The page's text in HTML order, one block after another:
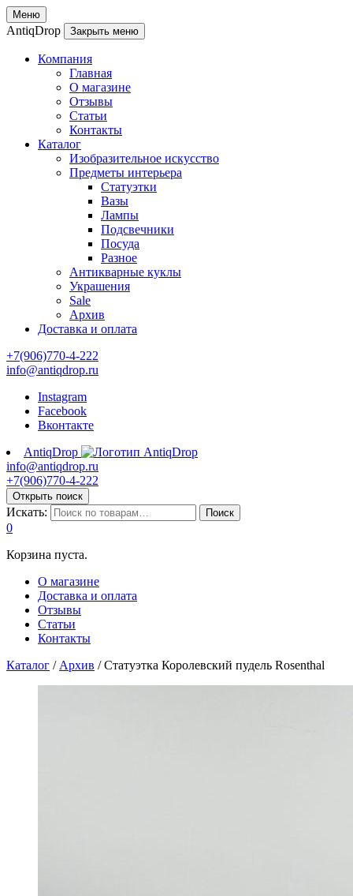
Меню
AntiqDrop Закрыть меню
Компания
Главная
О магазине
Отзывы
Статьи
Контакты
Каталог
Изобразительное искусство
Предметы интерьера
Статуэтки
Вазы
Лампы
Подсвечники
Посуда
Разное
Антикварные куклы
Украшения
Sale
Архив
Доставка и оплата
+7(906)770-4-222
info@antiqdrop.ru
Instagram
Facebook
Вконтакте
AntiqDrop
info@antiqdrop.ru
+7(906)770-4-222
Открыть поиск
Искать: Поиск
0
Корзина пуста.
О магазине
Доставка и оплата
Отзывы
Статьи
Контакты
Каталог / Архив /Статуэтка Королевский пудель Rosenthal